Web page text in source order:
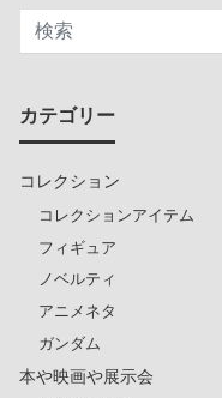
カテゴリー
コレクション
コレクションアイテム
フィギュア
ノベルティ
アニメネタ
ガンダム
本や映画や展示会